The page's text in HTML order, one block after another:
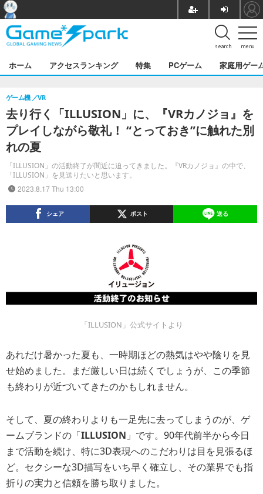
menu
search
ホーム アクセスランキング 特集 PCゲーム 家庭用ゲー
去り行く「ILLUSION」に、『VRカノジョ』を
プレイしながら敬礼！ “とっておき”に触れた別
れの夏
「ILLUSION」の活動終了が間近に迫ってきました。『VRカノジョ』の中で、
「ILLUSION」を見送りたいと思います。
ゲーム機 VR
2023.8.17 Thu 13:00
シェア ポスト 送る
「ILLUSION」公式サイトより
あれだけ暑かった夏も、一時期ほどの熱気はやや陰りを見
せ始めました。まだ厳しい日は続くでしょうが、この季節
も終わりが近づいてきたのかもしれません。
そして、夏の終わりよりも一足先に去ってしまうのが、ゲ
ームブランドの「ILLUSION 」です。90年代前半から今日
まで活動を続け、特に3D表現へのこだわりは目を見張るほ
ど。セクシーな3D描写をいち早く確立し、その業界でも指
折りの実力と信頼を勝ち取りました。